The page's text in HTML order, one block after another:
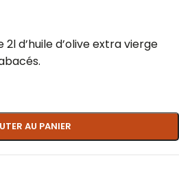
d’huile d’olive extra vierge
AU PANIER